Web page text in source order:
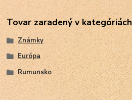
Tovar zaradený v kategóriách
Známky
Európa
Rumunsko